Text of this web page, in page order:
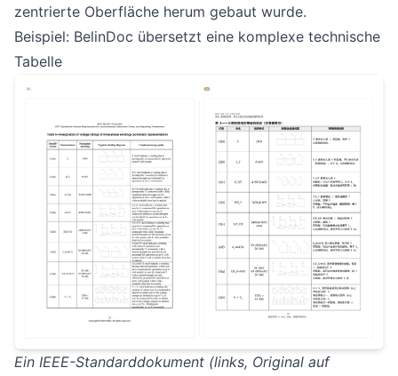
zentrierte Oberfläche herum gebaut wurde.
Beispiel: BelinDoc übersetzt eine komplexe technische
Tabelle
Ein IEEE-Standarddokument (links, Original auf